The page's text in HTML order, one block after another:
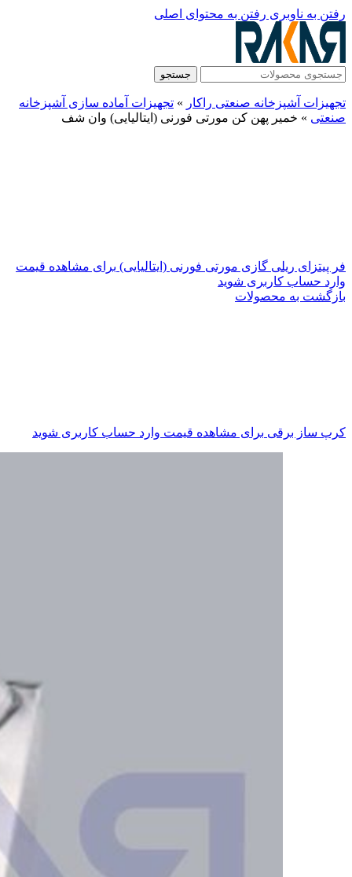
رفتن به ناوبری رفتن به محتوای اصلی
جستجو
تجهیزات آشپزخانه صنعتی راکار » تجهیزات آماده سازی آشپزخانه
صنعتی » خمیر پهن کن مورتی فورنی (ایتالیایی) وان شف
فر پیتزای ریلی گازی مورتی فورنی (ایتالیایی) برای مشاهده قیمت
وارد حساب کاربری شوید
بازگشت به محصولات
کرپ ساز برقی برای مشاهده قیمت وارد حساب کاربری شوید